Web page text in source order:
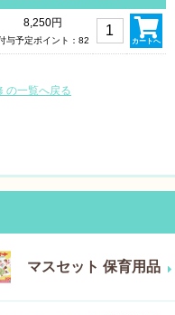
8,250円
与予定ポイント：82 カートへ
の一覧へ戻る
マスセット 保育用品